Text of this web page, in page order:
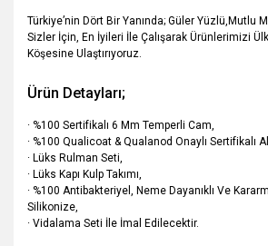
Türkiye’nin Dört Bir Yanında; Güler Yüzlü,Mutlu
Sizler İçin, En İyileri İle Çalışarak Ürünlerimizi
Köşesine Ulaştırıyoruz.
Ürün Detayları;
· %100 Sertifikalı 6 Mm Temperli Cam,
· %100 Qualicoat & Qualanod Onaylı Sertifikalı
· Lüks Rulman Seti,
· Lüks Kapı Kulp Takımı,
· %100 Antibakteriyel, Neme Dayanıklı Ve
Silikonize,
· Vidalama Seti İle İmal Edilecektir.